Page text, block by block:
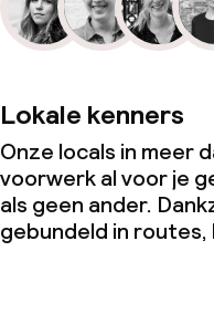
Lokale kenners
Onze locals in meer
voorwerk al voor je
als geen ander.
gebundeld in routes,